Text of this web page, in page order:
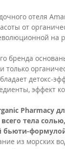
отеля
от
на
бренда
только
детокс-
эффект
Pharmacy
тела
бьюти-
из морских